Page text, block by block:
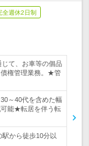
全週休2日制
じて、お車等の個品
債権管理業務。★管
～40代を含めた幅
能★転居を伴う転
から徒歩10分以